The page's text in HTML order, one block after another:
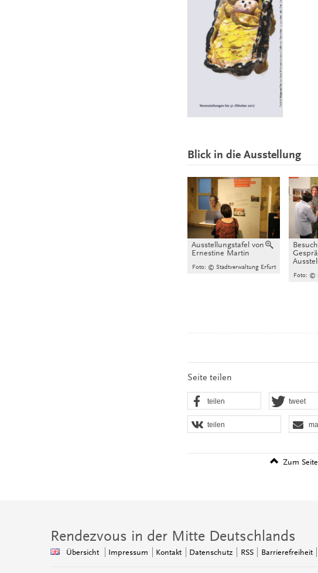
Blick in die Ausstellung
Vergrößern
Ausstellungstafel von
Ernestine Martin
Foto: © Stadtverwaltung Erfurt
Foto: ©
Seite teilen
teilen tweet
teilen
Zum
Rendezvous in der Mitte Deutschlands
Übersicht Impressum Kontakt Datenschutz RSS Barrierefreiheit